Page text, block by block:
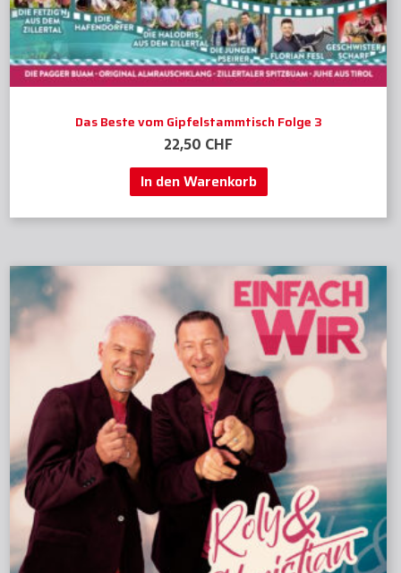
Das Beste vom Gipfelstammtisch Folge 3
22,50 CHF
In den Warenkorb